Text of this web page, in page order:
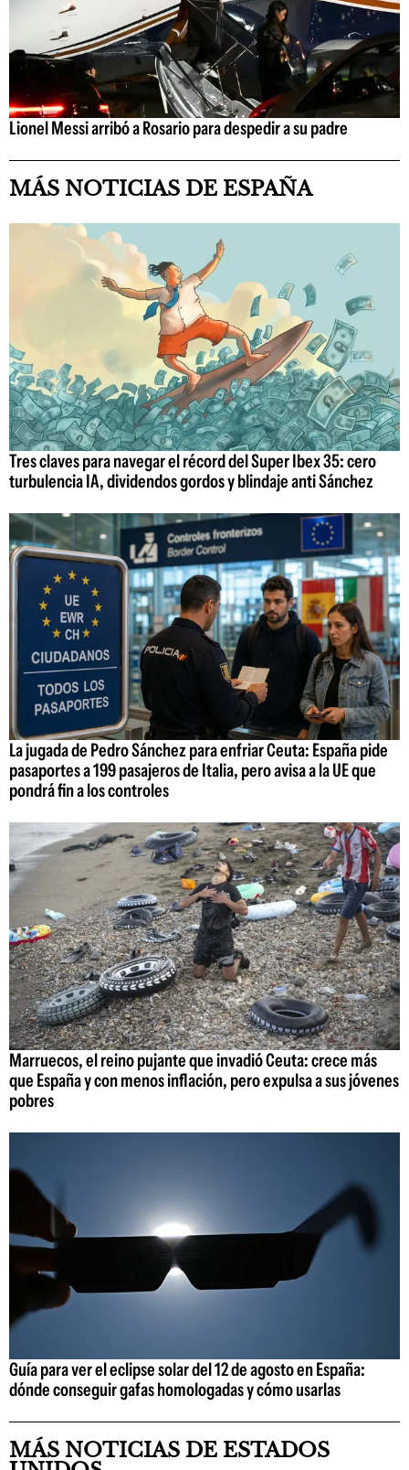
Lionel Messi arribó a Rosario para despedir a su padre
MÁS NOTICIAS DE ESPAÑA
Tres claves para navegar el récord del Super Ibex 35: cero
turbulencia IA, dividendos gordos y blindaje anti Sánchez
La jugada de Pedro Sánchez para enfriar Ceuta: España pide
pasaportes a 199 pasajeros de Italia, pero avisa a la UE que
pondrá fin a los controles
Marruecos, el reino pujante que invadió Ceuta: crece más
que España y con menos inflación, pero expulsa a sus jóvenes
pobres
Guía para ver el eclipse solar del 12 de agosto en España:
dónde conseguir gafas homologadas y cómo usarlas
MÁS NOTICIAS DE ESTADOS